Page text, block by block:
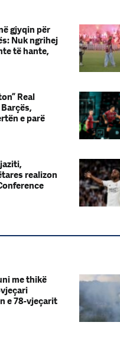
gjyqin për
Nuk ngrihej
të hante,
Real
e parë
realizon
me thikë
e 78-vjeçarit